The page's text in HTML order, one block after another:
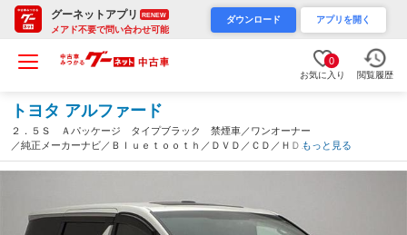
グーネットアプリ RENEW
メアド不要で問い合わせ可能
ダウンロード アプリを開く
0
お気に入り 閲覧履歴
トヨタ アルファード
２．５Ｓ Ａパッケージ タイプブラック 禁煙車／ワンオーナー
／純正メーカーナビ／Ｂｌｕｅｔｏｏｔｈ／ＤＶＤ／ＣＤ／ＨＤＭ
Ｉ／ＵＳＢ／フルセグＴＶ／ビルトインＥＴＣ２．０／ドラレコ／
サンルーフ／フリップダウンモニター／クルーズコントロール（滋
もっと見る